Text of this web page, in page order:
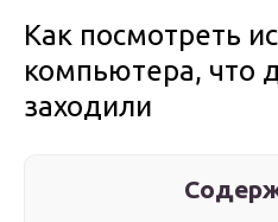
Как посмотреть
компьютера, что
заходили